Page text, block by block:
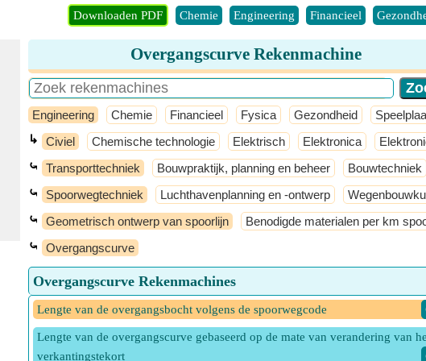
Downloaden PDF Chemie Engineering Financieel
Overgangscurve Rekenmachine
Engineering Chemie Financieel Fysica Gezondheid
↳ Civiel Chemische technologie Elektrisch Elektronica
⤿ Transporttechniek Bouwpraktijk, planning en beheer Bouwtechniek
⤿ Spoorwegtechniek Luchthavenplanning en -ontwerp
⤿ Geometrisch ontwerp van spoorlijn Benodigde materialen per km
⤿ Overgangscurve
Overgangscurve Rekenmachines
Lengte van de overgangsbocht volgens de spoorwegcode
Lengte van de overgangscurve gebaseerd op de mate van verandering van
verkantingstekort